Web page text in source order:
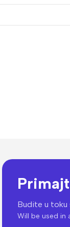
Budite u toku
Will be used